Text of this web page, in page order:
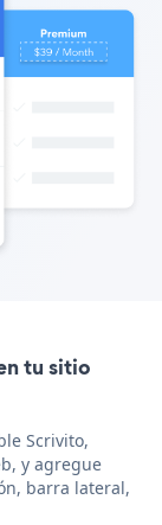
tu sitio
Scrivito,
y agregue
barra lateral,